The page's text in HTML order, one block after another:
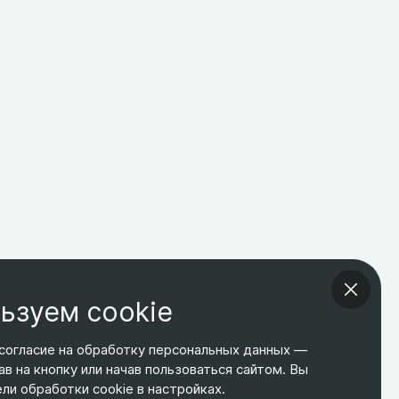
ТЕЛЕФОН
+7 495 266-65-67
ЭЛ. ПОЧТА
shop@relines.ru
АДРЕС
Москва, Гаражная 8
cookie
на обработку персональных данных —
на кнопку или начав пользоваться сайтом. Вы
обработки cookie в настройках.